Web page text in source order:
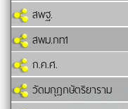
สพฐ.
สพม.กท1
ก.ค.ศ.
วัดมกุฏกษัตริยาราม